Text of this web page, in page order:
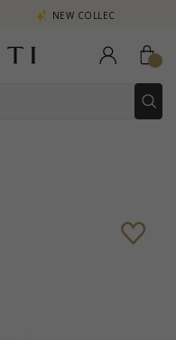
NEW COLLECTION | AURA